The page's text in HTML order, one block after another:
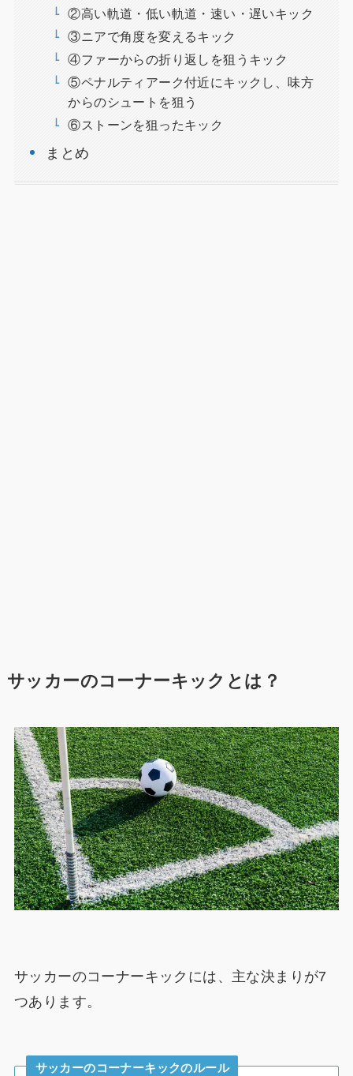
②高い軌道・低い軌道・速い・遅いキック
③ニアで角度を変えるキック
④ファーからの折り返しを狙うキック
⑤ペナルティアーク付近にキックし、味方
からのシュートを狙う
⑥ストーンを狙ったキック
まとめ
サッカーのコーナーキックとは？
サッカーのコーナーキックには、主な決まりが7
つあります。
サッカーのコーナーキックのルール